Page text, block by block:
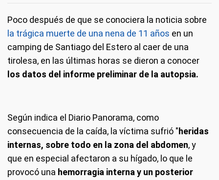
Poco después de que se conociera la noticia sobre
la trágica muerte de una nena de 11 años en un
camping de Santiago del Estero al caer de una
tirolesa, en las últimas horas se dieron a conocer
los datos del informe preliminar de la autopsia.
Según indica el Diario Panorama, como
consecuencia de la caída, la víctima sufrió "heridas
internas, sobre todo en la zona del abdomen, y
que en especial afectaron a su hígado, lo que le
provocó una hemorragia interna y un posterior